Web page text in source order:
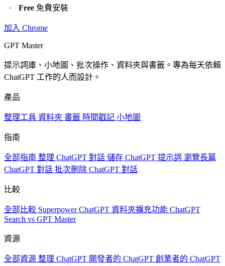
·
Free 免費安裝
加入 Chrome
GPT Master
提示詞庫、小地圖、批次操作、資料夾與書籤。專為每天依賴
ChatGPT 工作的人而設計。
產品
整理工具 資料夾 書籤 時間戳記 小地圖
指南
全部指南 整理 ChatGPT 對話 儲存 ChatGPT 提示詞 瀏覽長篇
ChatGPT 對話 批次刪除 ChatGPT 對話
比較
全部比較 Superpower ChatGPT 資料夾擴充功能 ChatGPT
Search vs GPT Master
資源
全部資源 整理 ChatGPT 開發者的 ChatGPT 創業者的 ChatGPT